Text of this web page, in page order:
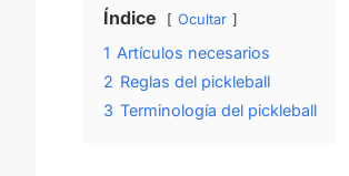
Índice Ocultar
1 Artículos necesarios
2 Reglas del pickleball
3 Terminología del pickleball